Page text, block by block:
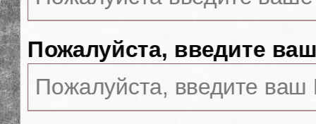
Пожалуйста, введите